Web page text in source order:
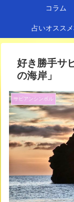
コラム
占いオスス
好き勝手サ
の海岸」
サビアンシンボル